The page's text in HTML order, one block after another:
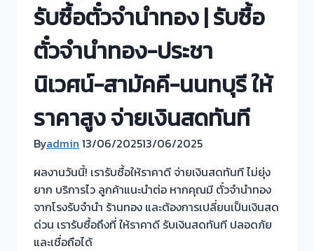
รับซื้อตั๋วจำนำทอง | รับซื้อ
ตั๋วจำนำทอง-ประชา
นิเวศน์-สามัคคี-นนทบุรี ให้
ราคาสูง จ่ายเงินสดทันที
Byadmin 13/06/202513/06/2025
ผลงานวันนี้! เรารับซื้อให้ราคาดี จ่ายเงินสดทันที ไม่ยุ่ง
ยาก บริการไว ลูกค้าแนะนำต่อ หากคุณมี ตั๋วจำนำทอง
จากโรงรับจำนำ ร้านทอง และต้องการเปลี่ยนเป็นเงินสด
ด่วน เรารับซื้อถึงที่ ให้ราคาดี รับเงินสดทันที ปลอดภัย
และเชื่อถือได้